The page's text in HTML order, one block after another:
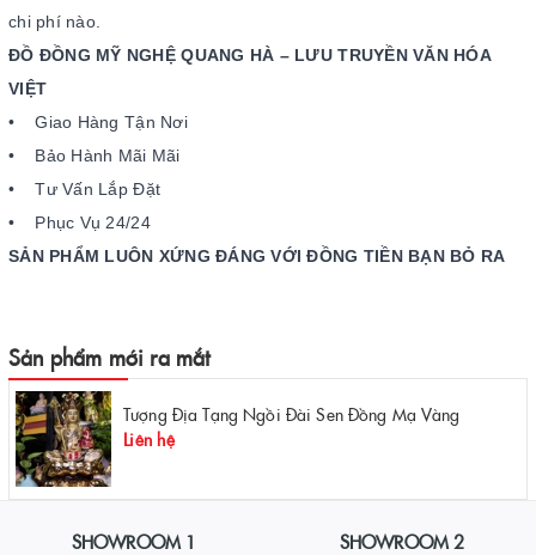
chi phí nào.
ĐỒ ĐỒNG MỸ NGHỆ QUANG HÀ – LƯU TRUYỀN VĂN HÓA
VIỆT
• Giao Hàng Tận Nơi
• Bảo Hành Mãi Mãi
• Tư Vấn Lắp Đặt
• Phục Vụ 24/24
SẢN PHẨM LUÔN XỨNG ĐÁNG VỚI ĐỒNG TIỀN BẠN BỎ RA
Sản phẩm mới ra mắt
Tượng Địa Tạng Ngồi Đài Sen Đồng Mạ Vàng
Liên hệ
SHOWROOM 1 SHOWROOM 2